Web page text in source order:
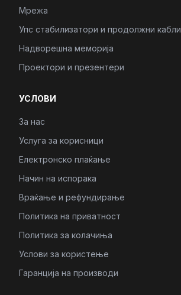
Мрежа
Упс стабилизатори и продолжни кабли
Надворешна меморија
Проектори и презентери
УСЛОВИ
За нас
Услуга за корисници
Електронско плаќање
Начин на испорака
Враќање и рефундирање
Политика на приватност
Политика за колачиња
Услови за користење
Гаранција на производи